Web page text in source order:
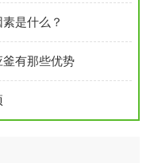
是什么？
有那些优势